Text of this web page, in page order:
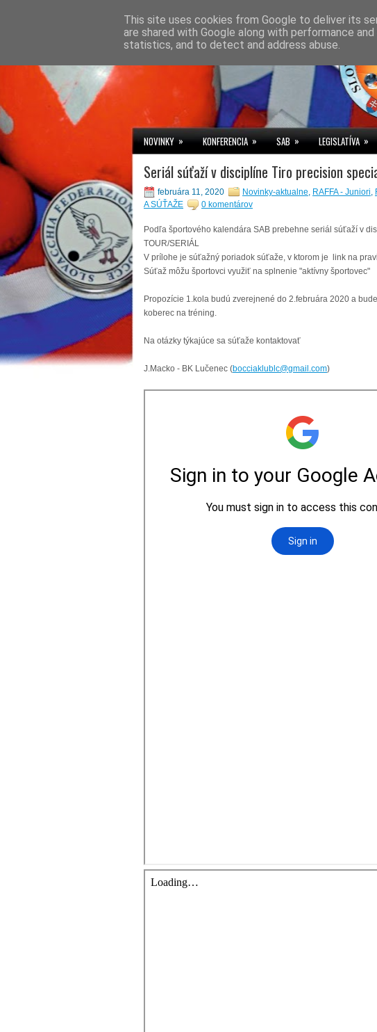
NOVINKY » KONFERENCIA » SAB » LEGISLATÍVA »
Seriál súťaží v disciplíne Tiro precision
februára 11, 2020 Novinky-aktualne, RAFFA - Juniori,
A SÚŤAŽE
0 komentárov
Podľa športového kalendára SAB prebehne seriál súťaží v
TOUR/SERIÁL
V prílohe je súťažný poriadok súťaže, v ktorom je link na
Súťaž môžu športovci využiť na splnenie "aktívny športovec"
Propozície 1.kola budú zverejnené do 2.februára 2020 a
koberec na tréning.
Na otázky týkajúce sa súťaže kontaktovať
J.Macko - BK Lučenec (bocciaklublc@gmail.com)
This site uses cookies from Google to deliver its
are shared with Google along with performance
statistics, and to detect and address abuse.